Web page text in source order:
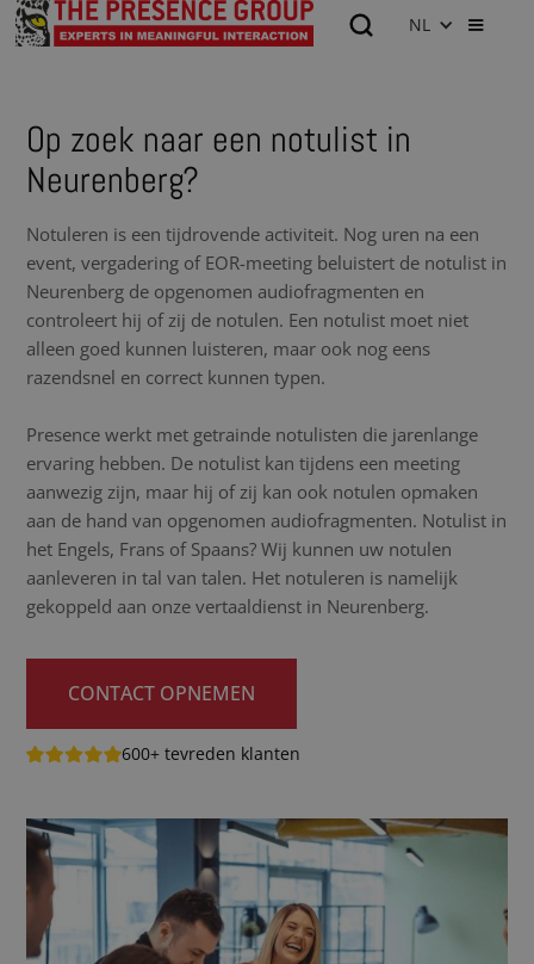
NL
Op zoek naar een notulist in
Neurenberg?
Notuleren is een tijdrovende activiteit. Nog uren na een
event, vergadering of EOR-meeting beluistert de notulist in
Neurenberg de opgenomen audiofragmenten en
controleert hij of zij de notulen. Een notulist moet niet
alleen goed kunnen luisteren, maar ook nog eens
razendsnel en correct kunnen typen.
Presence werkt met getrainde notulisten die jarenlange
ervaring hebben. De notulist kan tijdens een meeting
aanwezig zijn, maar hij of zij kan ook notulen opmaken
aan de hand van opgenomen audiofragmenten. Notulist in
het Engels, Frans of Spaans? Wij kunnen uw notulen
aanleveren in tal van talen. Het notuleren is namelijk
gekoppeld aan onze vertaaldienst in Neurenberg.
CONTACT OPNEMEN
600+ tevreden klanten